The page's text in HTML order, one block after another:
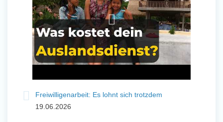
Initiativbewerbung
Freiwilligenarbeit: Es lohnt sich trotzdem
19.06.2026